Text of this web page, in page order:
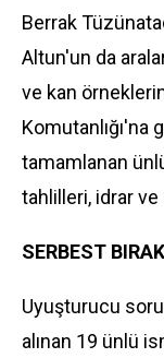
Berrak
Altun'un da
ve kan
Komutanlığı'na
tamamlanan
tahlilleri, idrar ve
SERBEST
Uyuşturucu
alınan 19 ünlü